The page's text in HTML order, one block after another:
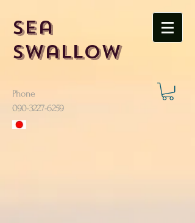
Sea
Swallow
Phone
​090-3227-6259